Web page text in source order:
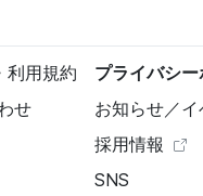
利用規約
プライバシ
せ
お知らせ／イ
採用情報
SNS